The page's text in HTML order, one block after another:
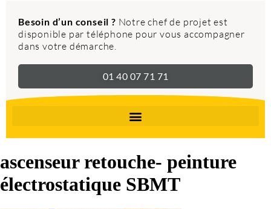
Besoin d’un conseil ? Notre chef de projet est
disponible par téléphone pour vous accompagner
dans votre démarche.
01 40 07 71 71
ascenseur retouche- peinture
électrostatique SBMT